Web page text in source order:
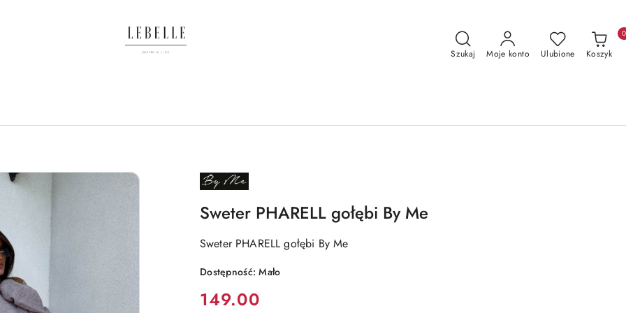
Szukaj Moje konto Ulubione Koszyk
0
NAZWA
PRODUCENTA:
ME
Sweter PHARELL gołębi By Me
Sweter PHARELL gołębi By Me
Dostępność:Mało
Cena:
149.00